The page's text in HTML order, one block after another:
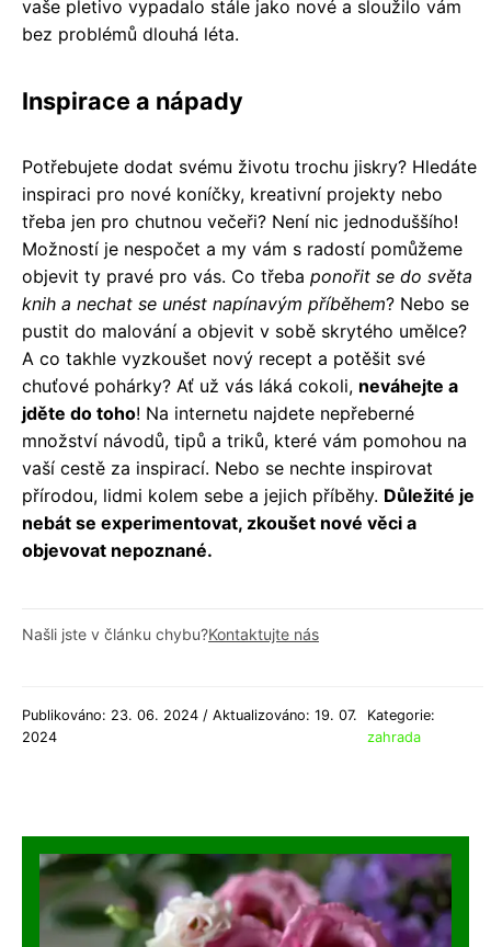
vaše pletivo vypadalo stále jako nové a sloužilo vám
bez problémů dlouhá léta.
Inspirace a nápady
Potřebujete dodat svému životu trochu jiskry? Hledáte
inspiraci pro nové koníčky, kreativní projekty nebo
třeba jen pro chutnou večeři? Není nic jednoduššího!
Možností je nespočet a my vám s radostí pomůžeme
objevit ty pravé pro vás. Co třeba ponořit se do světa
knih a nechat se unést napínavým příběhem? Nebo se
pustit do malování a objevit v sobě skrytého umělce?
A co takhle vyzkoušet nový recept a potěšit své
chuťové pohárky? Ať už vás láká cokoli, neváhejte a
jděte do toho! Na internetu najdete nepřeberné
množství návodů, tipů a triků, které vám pomohou na
vaší cestě za inspirací. Nebo se nechte inspirovat
přírodou, lidmi kolem sebe a jejich příběhy. Důležité je
nebát se experimentovat, zkoušet nové věci a
objevovat nepoznané.
Našli jste v článku chybu?Kontaktujte nás
Publikováno: 23. 06. 2024 / Aktualizováno: 19. 07.
2024
Kategorie:
zahrada